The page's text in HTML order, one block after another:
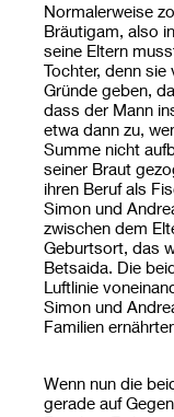
Normalerweise
Bräutigam, also
seine Eltern
Tochter, denn
Gründe geben,
dass der Mann
etwa dann zu,
Summe nicht
seiner Braut
ihren Beruf als
Simon und
zwischen dem
Geburtsort, das
Betsaida. Die
Luftlinie
Simon und
Familien
Wenn nun die
gerade auf